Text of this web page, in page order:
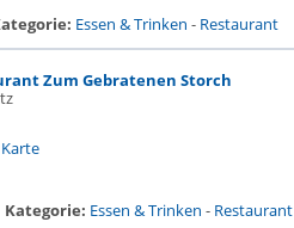
Essen & Trinken - Restaurant
Zum Gebratenen Storch
Karte
Kategorie: Essen & Trinken - Restaurant